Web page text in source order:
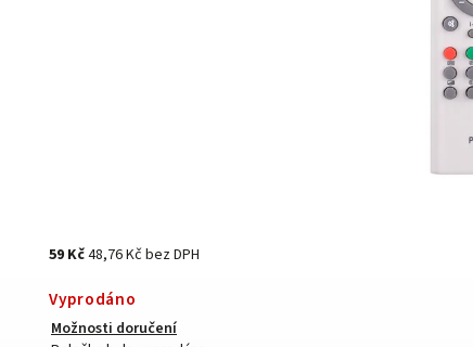
59 Kč48,76 Kč bez DPH
Vyprodáno
Možnosti doručení